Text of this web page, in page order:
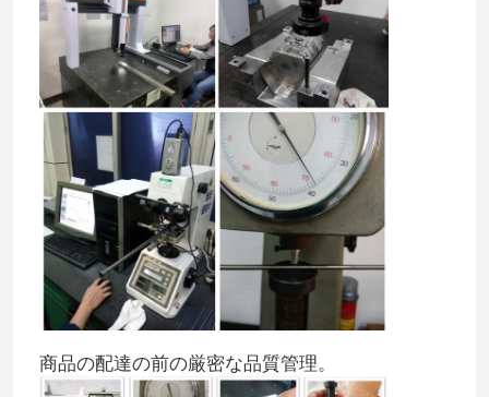
商品の配達の前の厳密な品質管理。